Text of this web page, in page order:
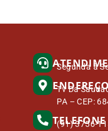
Segunda à
Tv Da
PA – CEP:
TELEFONE
(91) 3756-